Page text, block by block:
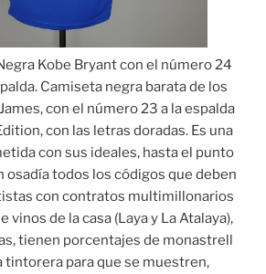
Kobe Bryant con el número 24
Camiseta negra barata de los
con el número 23 a la espalda
con las letras doradas. Es una
con sus ideales, hasta el punto
osadía todos los códigos que deben
con contratos multimillonarios
vinos de la casa (Laya y La Atalaya),
tienen porcentajes de monastrell
tintorera para que se muestren,